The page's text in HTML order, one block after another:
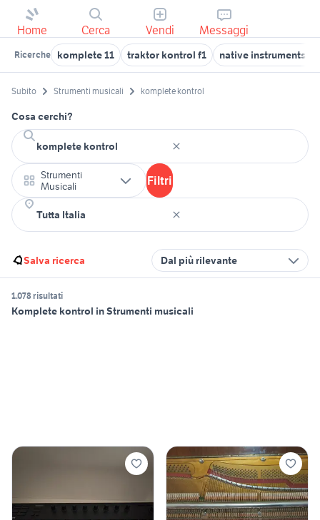
Home Cerca Vendi Messaggi
Ricerche komplete 11 traktor kontrol f1 native instruments
Subito Strumenti musicali komplete kontrol
Cosa cerchi?
Strumenti
Musicali
Filtri
Salva ricerca Dal più rilevante
1.078 risultati
Komplete kontrol in Strumenti musicali